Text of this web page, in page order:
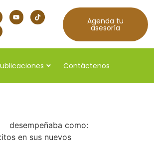
Agenda tu
asesoría
Contáctenos
como:
en sus nuevos